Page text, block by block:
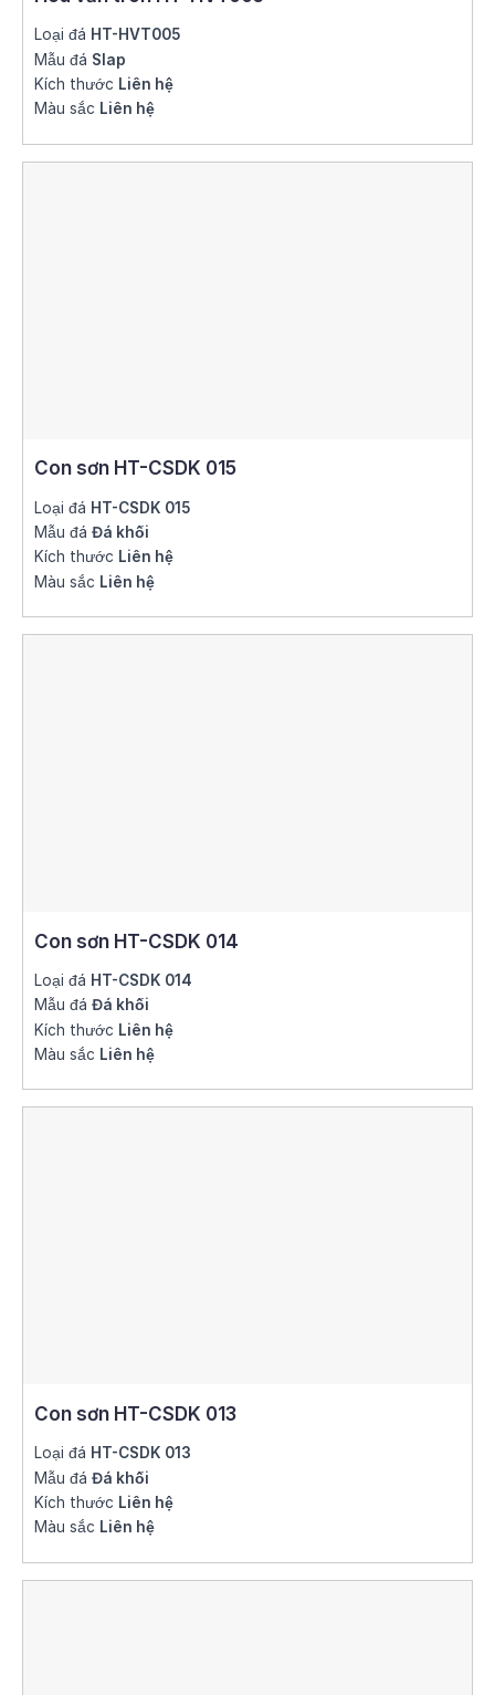
Loại đá HT-HVT005
Mẫu đá Slap
Kích thước Liên hệ
Màu sắc Liên hệ
Con sơn HT-CSDK 015
Loại đá HT-CSDK 015
Mẫu đá Đá khối
Kích thước Liên hệ
Màu sắc Liên hệ
Con sơn HT-CSDK 014
Loại đá HT-CSDK 014
Mẫu đá Đá khối
Kích thước Liên hệ
Màu sắc Liên hệ
Con sơn HT-CSDK 013
Loại đá HT-CSDK 013
Mẫu đá Đá khối
Kích thước Liên hệ
Màu sắc Liên hệ